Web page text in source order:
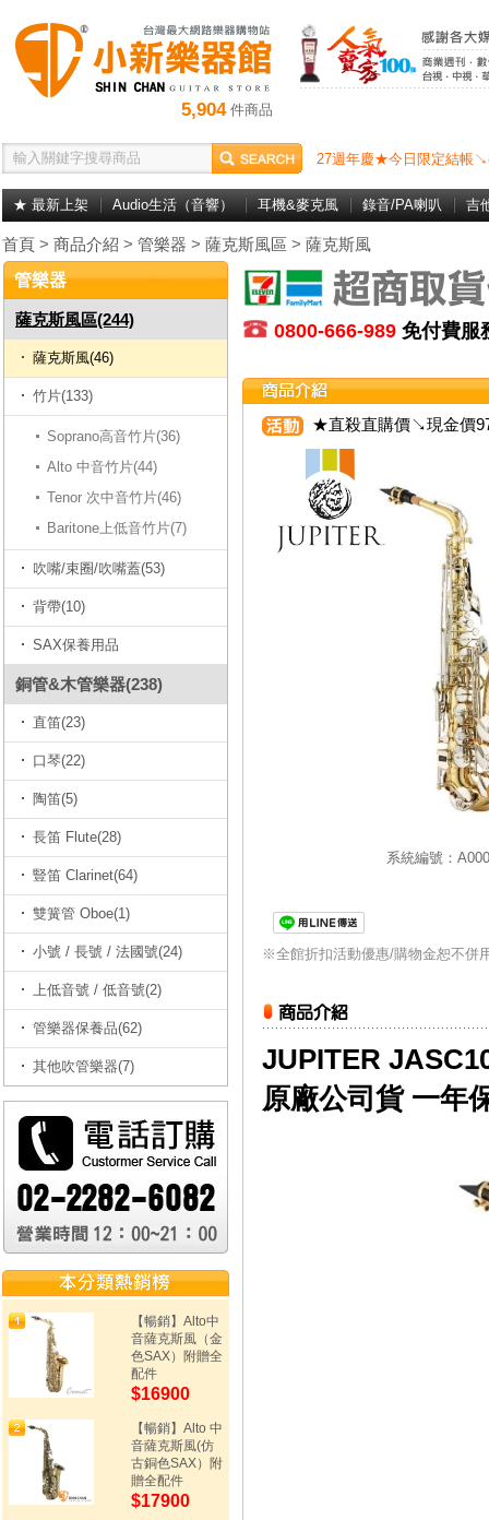
5,904件商品
27週年慶★今日限定結帳
★ 最新上架 Audio生活（音響） 耳機&麥克風 錄音/PA喇叭 吉
首頁 > 商品介紹 > 管樂器 > 薩克斯風區 > 薩克斯風
管樂器
薩克斯風區(244)
薩克斯風(46)
竹片(133)
Soprano高音竹片(36)
Alto 中音竹片(44)
Tenor 次中音竹片(46)
Baritone上低音竹片(7)
吹嘴/束圈/吹嘴蓋(53)
背帶(10)
SAX保養用品
銅管&木管樂器(238)
直笛(23)
口琴(22)
陶笛(5)
長笛 Flute(28)
豎笛 Clarinet(64)
雙簧管 Oboe(1)
小號 / 長號 / 法國號(24)
上低音號 / 低音號(2)
管樂器保養品(62)
其他吹管樂器(7)
【暢銷】Alto中
音薩克斯風（金
色SAX）附贈全
配件
$16900
【暢銷】Alto 中
音薩克斯風(仿
古銅色SAX）附
贈全配件
$17900
0800-666-989 免付費
★直殺直購價↘現金價
系統編號：
※全館折扣活動優惠/購物金恕不併
JUPITER
原廠公司貨 一年